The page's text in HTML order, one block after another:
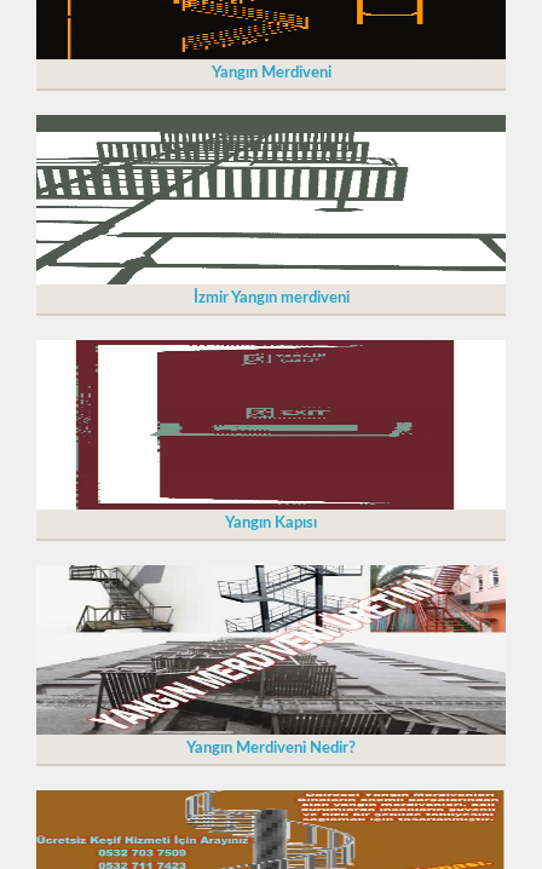
Yangın Merdiveni
İzmir Yangın merdiveni
Yangın Kapısı
Yangın Merdiveni Nedir?